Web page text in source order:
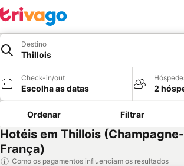
Destino
Thillois
Check-in/out
Escolha as datas 2
Ordenar Filtrar
Hotéis em Thillois
França)
Como os pagamentos influenciam os resultados